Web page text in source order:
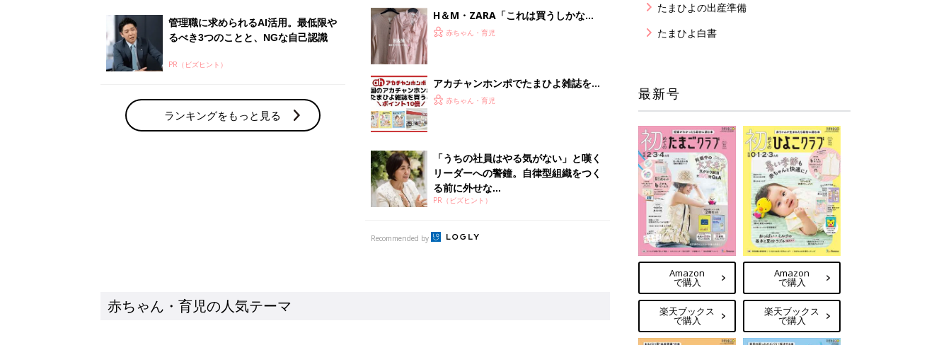
赤ちゃん・育児の人気テーマ
育児日記・マンガ
離乳食はいつから？進め方は？「たまひよ きほんの離
授乳の悩みや初めての離乳食作りに役立つ
子育てとお金
妊娠・出産・育児にかかる費用やもらえる補助
金・助成金を解説
たまひよの出産準備
たまひよ白書
最新号
Amazon
で購入
楽天ブックス
で購入
Amazon
で購入
楽天ブックス
で購入